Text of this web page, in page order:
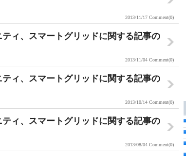
2013/11/17 Comment(0)
ィ、スマートグリッドに関する記事の
2013/11/04 Comment(0)
ィ、スマートグリッドに関する記事の
2013/10/14 Comment(0)
ィ、スマートグリッドに関する記事の
2013/08/04 Comment(0)